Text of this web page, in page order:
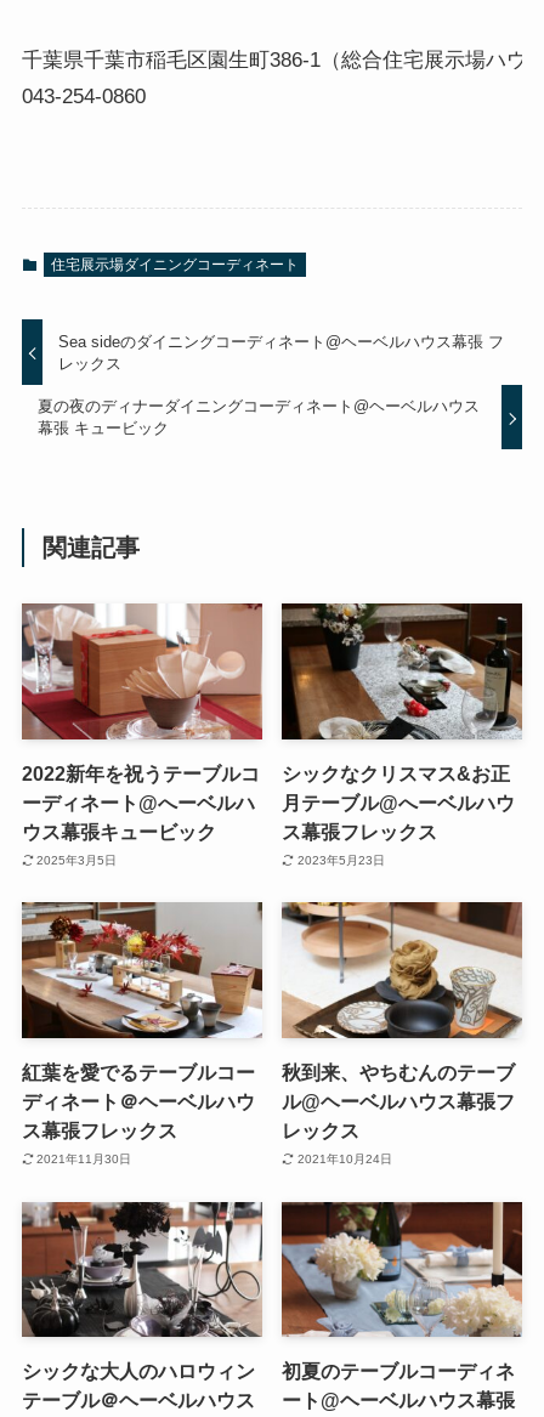
千葉県千葉市稲毛区園生町386-1（総合住宅展示場ハウ
043-254-0860
住宅展示場ダイニングコーディネート
Sea sideのダイニングコーディネート@ヘーベルハウス幕張 フ
レックス
夏の夜のディナーダイニングコーディネート@ヘーベルハウス
幕張 キュービック
関連記事
2022新年を祝うテーブルコ
ーディネート@へーベルハ
ウス幕張キュービック
2025年3月5日
シックなクリスマス&お正
月テーブル@へーベルハウ
ス幕張フレックス
2023年5月23日
紅葉を愛でるテーブルコー
ディネート＠ヘーベルハウ
ス幕張フレックス
2021年11月30日
秋到来、やちむんのテーブ
ル@ヘーベルハウス幕張フ
レックス
2021年10月24日
シックな大人のハロウィン
テーブル＠ヘーベルハウス
初夏のテーブルコーディネ
ート@ヘーベルハウス幕張